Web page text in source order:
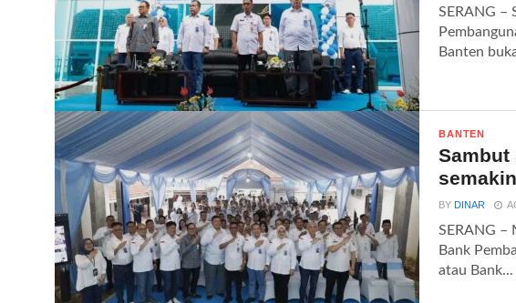
SERANG –
Banten
BANTEN
Sambut
BYDINAR
SERANG –
Bank
atau Bank...